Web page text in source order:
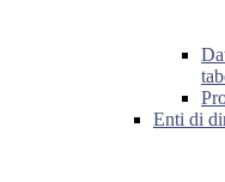
Enti di